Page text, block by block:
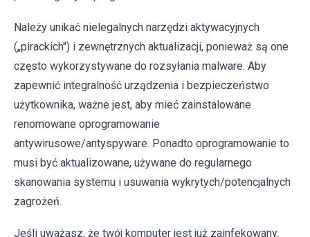
Należy unikać nielegalnych narzędzi aktywacyjnych
(„pirackich") i zewnętrznych aktualizacji, ponieważ są one
często wykorzystywane do rozsyłania malware. Aby
zapewnić integralność urządzenia i bezpieczeństwo
użytkownika, ważne jest, aby mieć zainstalowane
renomowane oprogramowanie
antywirusowe/antyspyware. Ponadto oprogramowanie to
musi być aktualizowane, używane do regularnego
skanowania systemu i usuwania wykrytych/potencjalnych
zagrożeń.
Jeśli uważasz, że twój komputer jest już zainfekowany,